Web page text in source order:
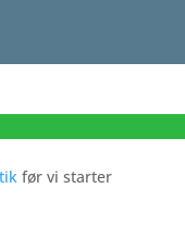
før vi starter